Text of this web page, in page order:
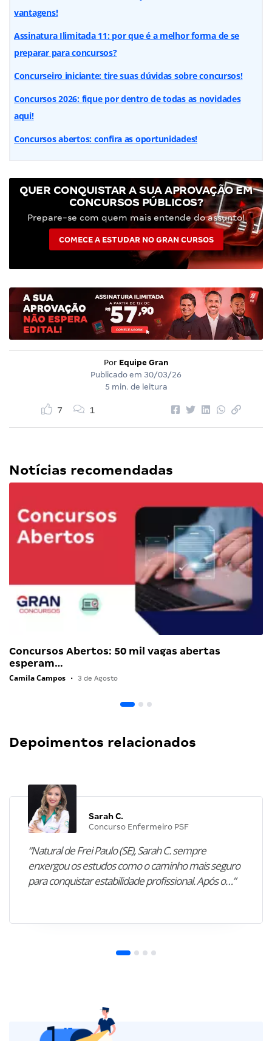
vantagens!
Assinatura Ilimitada 11: por que é a melhor forma de se
preparar para concursos?
Concurseiro iniciante: tire suas dúvidas sobre concursos!
Concursos 2026: fique por dentro de todas as novidades
aqui!
Concursos abertos: confira as oportunidades!
QUER CONQUISTAR A SUA APROVAÇÃO EM
CONCURSOS PÚBLICOS?
Prepare-se com quem mais entende do assunto!
COMECE A ESTUDAR NO GRAN CURSOS
Por Equipe Gran
Publicado em 30/03/26
5 min. de leitura
7 1
Notícias recomendadas
Concursos Abertos: 50 mil vagas abertas
esperam…
Camila Campos • 3 de Agosto
Depoimentos relacionados
Sarah C.
Concurso Enfermeiro PSF
“Natural de Frei Paulo (SE), Sarah C. sempre
enxergou os estudos como o caminho mais seguro
para conquistar estabilidade profissional. Após o…”